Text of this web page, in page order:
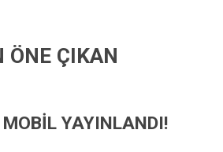
ÖNE ÇIKAN
YAYINLANDI!